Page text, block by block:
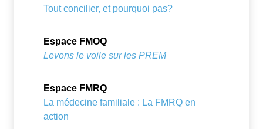
Tout concilier, et pourquoi pas?
Espace FMOQ
Levons le voile sur les PREM
Espace FMRQ
La médecine familiale : La FMRQ en
action